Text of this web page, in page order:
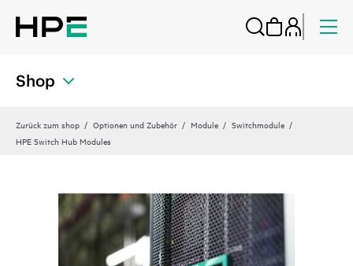
Shop
Zurück zum shop Optionen und Zubehör Module
Switchmodule
HPE Switch Hub Modules